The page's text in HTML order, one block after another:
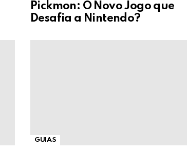
Pickmon: O Novo Jogo que
Desafia a Nintendo?
GUIAS